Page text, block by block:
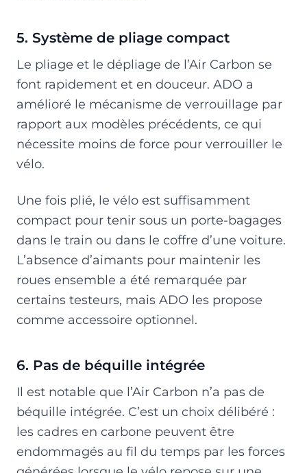
5. Système de pliage compact
Le pliage et le dépliage de l’Air Carbon se
font rapidement et en douceur. ADO a
amélioré le mécanisme de verrouillage par
rapport aux modèles précédents, ce qui
nécessite moins de force pour verrouiller le
vélo.
Une fois plié, le vélo est suffisamment
compact pour tenir sous un porte-bagages
dans le train ou dans le coffre d’une voiture.
L’absence d’aimants pour maintenir les
roues ensemble a été remarquée par
certains testeurs, mais ADO les propose
comme accessoire optionnel.
6. Pas de béquille intégrée
Il est notable que l’Air Carbon n’a pas de
béquille intégrée. C’est un choix délibéré :
les cadres en carbone peuvent être
endommagés au fil du temps par les forces